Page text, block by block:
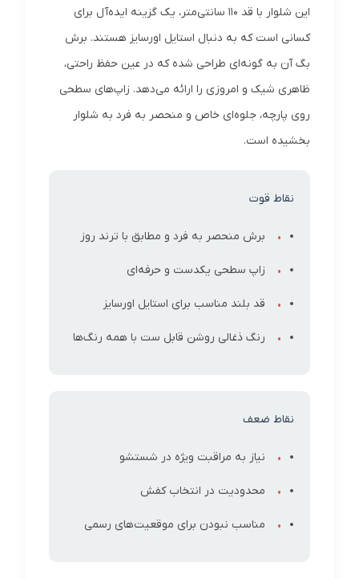
این شلوار با قد 110 سانتی‌متر، یک گزینه ایده‌آل برای
کسانی است که به دنبال استایل اورسایز هستند. برش
بگ آن به گونه‌ای طراحی شده که در عین حفظ راحتی،
ظاهری شیک و امروزی را ارائه می‌دهد. زاپ‌های سطحی
روی پارچه، جلوه‌ای خاص و منحصر به فرد به شلوار
بخشیده است.
نقاط قوت
برش منحصر به فرد و مطابق با ترند روز
زاپ سطحی یکدست و حرفه‌ای
قد بلند مناسب برای استایل اورسایز
رنگ ذغالی روشن قابل ست با همه رنگ‌ها
نقاط ضعف
نیاز به مراقبت ویژه در شستشو
محدودیت در انتخاب کفش
مناسب نبودن برای موقعیت‌های رسمی